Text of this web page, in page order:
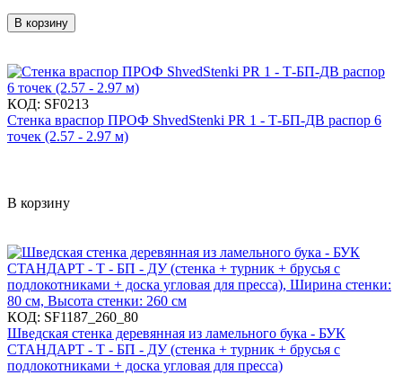
В корзину
КОД: SF0213
Стенка враспор ПРОФ ShvedStenki PR 1 - Т-БП-ДВ распор 6
точек (2.57 - 2.97 м)
В корзину
КОД: SF1187_260_80
Шведская стенка деревянная из ламельного бука - БУК
СТАНДАРТ - Т - БП - ДУ (стенка + турник + брусья с
подлокотниками + доска угловая для пресса)